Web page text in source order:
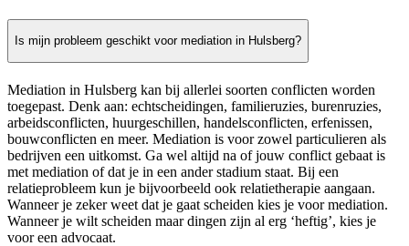
Is mijn probleem geschikt voor mediation in Hulsberg?
Mediation in Hulsberg kan bij allerlei soorten conflicten worden
toegepast. Denk aan: echtscheidingen, familieruzies, burenruzies,
arbeidsconflicten, huurgeschillen, handelsconflicten, erfenissen,
bouwconflicten en meer. Mediation is voor zowel particulieren als
bedrijven een uitkomst. Ga wel altijd na of jouw conflict gebaat is
met mediation of dat je in een ander stadium staat. Bij een
relatieprobleem kun je bijvoorbeeld ook relatietherapie aangaan.
Wanneer je zeker weet dat je gaat scheiden kies je voor mediation.
Wanneer je wilt scheiden maar dingen zijn al erg ‘heftig’, kies je
voor een advocaat.